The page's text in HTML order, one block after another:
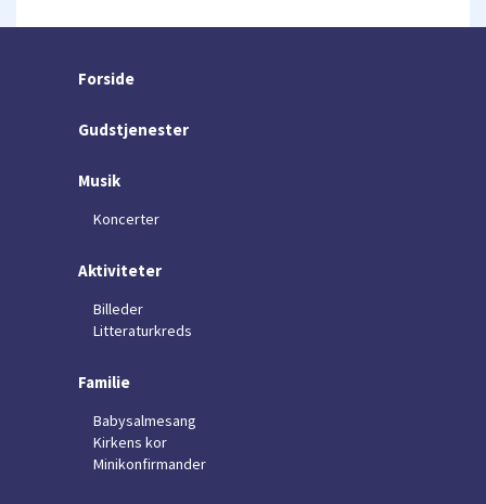
Forside
Gudstjenester
Musik
Koncerter
Aktiviteter
Billeder
Litteraturkreds
Familie
Babysalmesang
Kirkens kor
Minikonfirmander